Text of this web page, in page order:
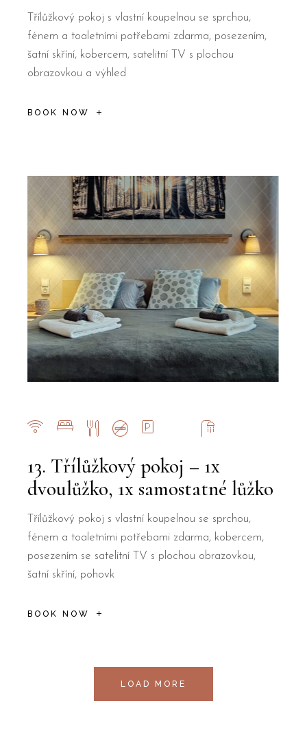
Třílůžkový pokoj s vlastní koupelnou se sprchou,
fénem a toaletními potřebami zdarma, posezením,
šatní skříní, kobercem, satelitní TV s plochou
obrazovkou a výhled
BOOK NOW
13. Třílůžkový pokoj – 1x
dvoulůžko, 1x samostatné lůžko
Třílůžkový pokoj s vlastní koupelnou se sprchou,
fénem a toaletními potřebami zdarma, kobercem,
posezením se satelitní TV s plochou obrazovkou,
šatní skříní, pohovk
BOOK NOW
LOAD MORE